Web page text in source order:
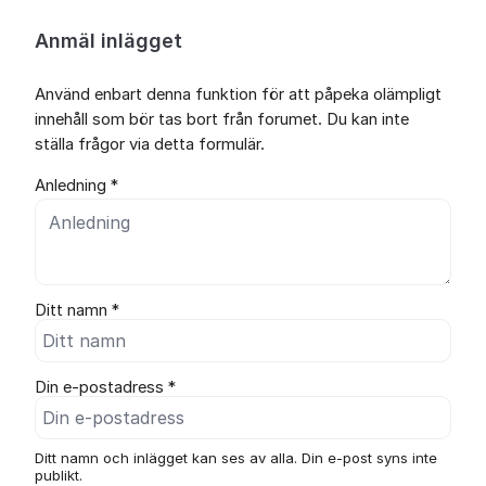
Anmäl inlägget
Använd enbart denna funktion för att påpeka olämpligt
innehåll som bör tas bort från forumet. Du kan inte
ställa frågor via detta formulär.
Anledning *
Ditt namn *
Din e-postadress *
Ditt namn och inlägget kan ses av alla. Din e-post syns inte
publikt.